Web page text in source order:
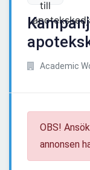
Academic
OBS!
annonsen